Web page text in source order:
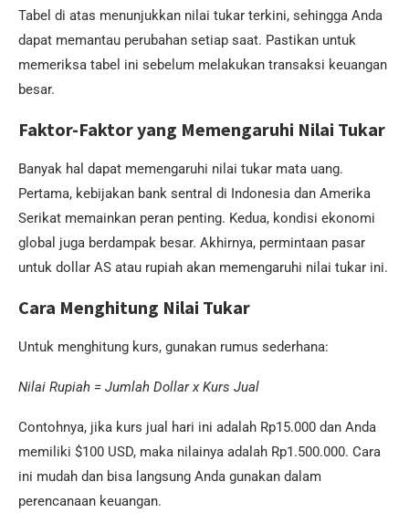
Tabel di atas menunjukkan nilai tukar terkini, sehingga Anda
dapat memantau perubahan setiap saat. Pastikan untuk
memeriksa tabel ini sebelum melakukan transaksi keuangan
besar.
Faktor-Faktor yang Memengaruhi Nilai Tukar
Banyak hal dapat memengaruhi nilai tukar mata uang.
Pertama, kebijakan bank sentral di Indonesia dan Amerika
Serikat memainkan peran penting. Kedua, kondisi ekonomi
global juga berdampak besar. Akhirnya, permintaan pasar
untuk dollar AS atau rupiah akan memengaruhi nilai tukar ini.
Cara Menghitung Nilai Tukar
Untuk menghitung kurs, gunakan rumus sederhana:
Nilai Rupiah = Jumlah Dollar x Kurs Jual
Contohnya, jika kurs jual hari ini adalah Rp15.000 dan Anda
memiliki $100 USD, maka nilainya adalah Rp1.500.000. Cara
ini mudah dan bisa langsung Anda gunakan dalam
perencanaan keuangan.